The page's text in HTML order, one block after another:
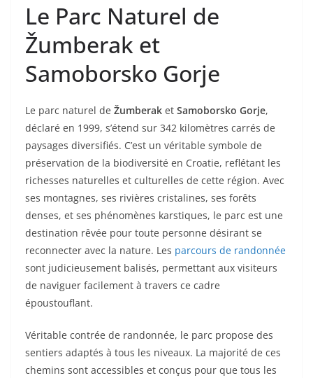
Le Parc Naturel de
Žumberak et
Samoborsko Gorje
Le parc naturel de Žumberak et Samoborsko Gorje,
déclaré en 1999, s’étend sur 342 kilomètres carrés de
paysages diversifiés. C’est un véritable symbole de
préservation de la biodiversité en Croatie, reflétant les
richesses naturelles et culturelles de cette région. Avec
ses montagnes, ses rivières cristalines, ses forêts
denses, et ses phénomènes karstiques, le parc est une
destination rêvée pour toute personne désirant se
reconnecter avec la nature. Les parcours de randonnée
sont judicieusement balisés, permettant aux visiteurs
de naviguer facilement à travers ce cadre
époustouflant.
Véritable contrée de randonnée, le parc propose des
sentiers adaptés à tous les niveaux. La majorité de ces
chemins sont accessibles et conçus pour que tous les